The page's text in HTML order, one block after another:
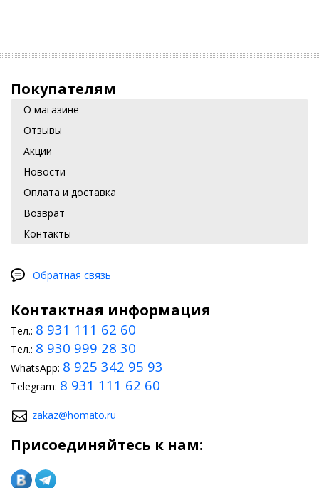
Покупателям
О магазине
Отзывы
Акции
Новости
Оплата и доставка
Возврат
Контакты
Обратная связь
Контактная информация
Тел.: 8 931 111 62 60
Тел.: 8 930 999 28 30
WhatsApp: 8 925 342 95 93
Telegram: 8 931 111 62 60
zakaz@homato.ru
Присоединяйтесь к нам: